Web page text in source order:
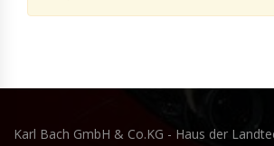
Karl Bach GmbH & Co.KG - Haus der